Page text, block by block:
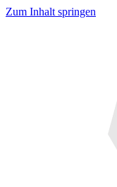
Zum Inhalt springen